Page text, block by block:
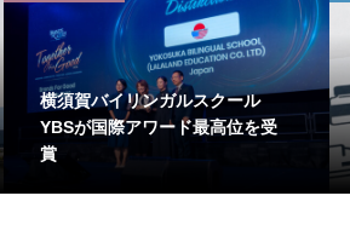
横須賀バイリンガルスクール
YBSが国際アワード最高位を受
賞